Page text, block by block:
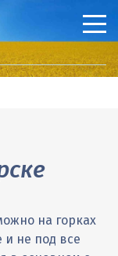
на горках
и не под все